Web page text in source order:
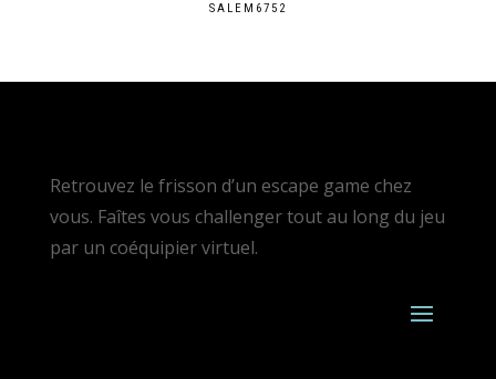
SALEM6752
Retrouvez le frisson d’un escape game chez
vous. Faîtes vous challenger tout au long du jeu
par un coéquipier virtuel.